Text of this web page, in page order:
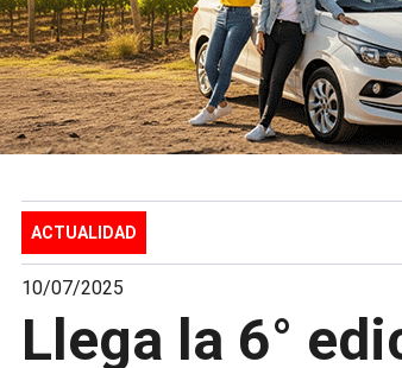
ACTUALIDAD
10/07/2025
Llega la 6°